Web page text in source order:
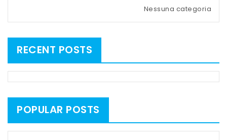
Nessuna categoria
RECENT POSTS
POPULAR POSTS